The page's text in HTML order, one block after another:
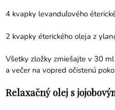
4 kvapky levanduľového
2 kvapky éterického olejaz
Všetky zložky zmiešajte v 30
a večer na vopred očistenú
Relaxačný olej s